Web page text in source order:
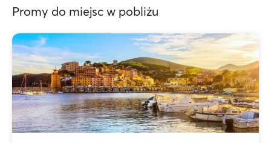
Promy do miejsc w pobliżu